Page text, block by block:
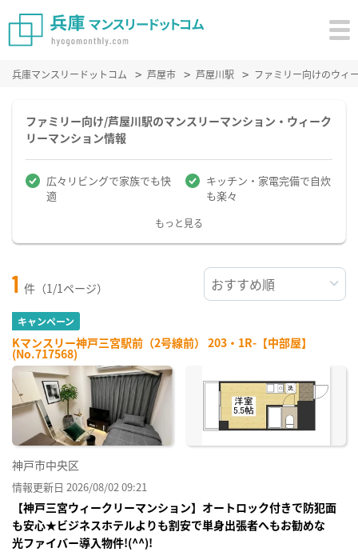
兵庫マンスリードットコム 芦屋市 芦屋川駅 ファミリー向けのウィ
ファミリー向け/芦屋川駅のマンスリーマンション・ウィーク
リーマンション情報
広々リビングで家族でも快
適
キッチン・家電完備で自炊
も楽々
もっと見る
1 件（1/1ページ）
キャンペーン
Kマンスリー神戸三宮駅前（2号線前） 203・1R-【中部屋】
(No.717568)
神戸市中央区
情報更新日 2026/08/02 09:21
【神戸三宮ウィークリーマンション】オートロック付きで防犯面
も安心★ビジネスホテルよりも割安で単身出張者へもお勧めな
光ファイバー導入物件!(^^)!